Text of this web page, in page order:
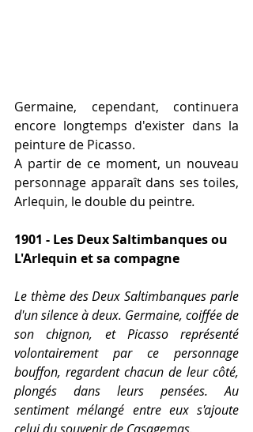
Germaine, cependant, continuera
encore longtemps d'exister dans la
peinture de Picasso.
A partir de ce moment, un nouveau
personnage apparaît dans ses toiles,
Arlequin, le double du peintre.
1901 - Les Deux Saltimbanques ou
L'Arlequin et sa compagne
Le thème des Deux Saltimbanques parle
d'un silence à deux. Germaine, coiffée de
son chignon, et Picasso représenté
volontairement par ce personnage
bouffon, regardent chacun de leur côté,
plongés dans leurs pensées. Au
sentiment mélangé entre eux s'ajoute